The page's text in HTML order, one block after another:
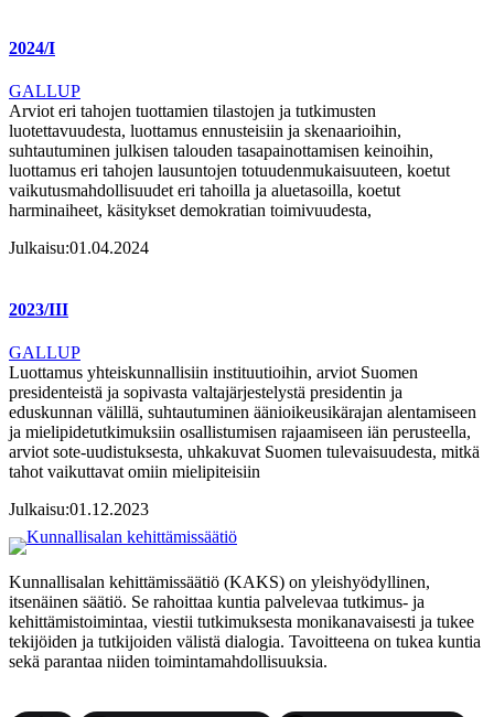
2024/I
GALLUP
Arviot eri tahojen tuottamien tilastojen ja tutkimusten
luotettavuudesta, luottamus ennusteisiin ja skenaarioihin,
suhtautuminen julkisen talouden tasapainottamisen keinoihin,
luottamus eri tahojen lausuntojen totuudenmukaisuuteen, koetut
vaikutusmahdollisuudet eri tahoilla ja aluetasoilla, koetut
harminaiheet, käsitykset demokratian toimivuudesta,
Julkaisu:01.04.2024
2023/III
GALLUP
Luottamus yhteiskunnallisiin instituutioihin, arviot Suomen
presidenteistä ja sopivasta valtajärjestelystä presidentin ja
eduskunnan välillä, suhtautuminen äänioikeusikärajan alentamiseen
ja mielipidetutkimuksiin osallistumisen rajaamiseen iän perusteella,
arviot sote-uudistuksesta, uhkakuvat Suomen tulevaisuudesta, mitkä
tahot vaikuttavat omiin mielipiteisiin
Julkaisu:01.12.2023
Kunnallisalan kehittämissäätiö (KAKS) on yleishyödyllinen,
itsenäinen säätiö. Se rahoittaa kuntia palvelevaa tutkimus- ja
kehittämistoimintaa, viestii tutkimuksesta monikanavaisesti ja tukee
tekijöiden ja tutkijoiden välistä dialogia. Tavoitteena on tukea kuntia
sekä parantaa niiden toimintamahdollisuuksia.